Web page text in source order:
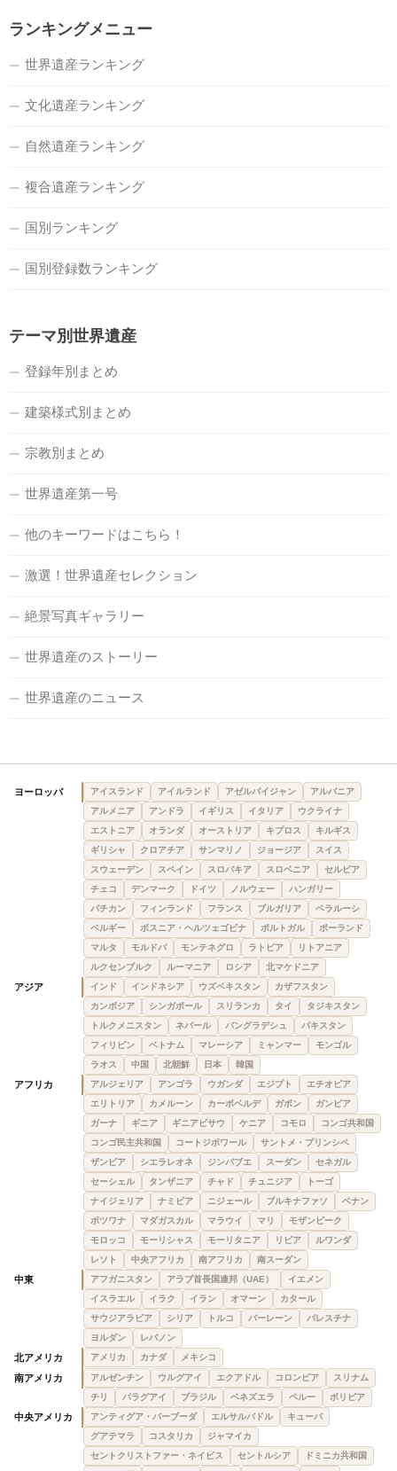
ランキングメニュー
世界遺産ランキング
文化遺産ランキング
自然遺産ランキング
複合遺産ランキング
国別ランキング
国別登録数ランキング
テーマ別世界遺産
登録年別まとめ
建築様式別まとめ
宗教別まとめ
世界遺産第一号
他のキーワードはこちら！
激選！世界遺産セレクション
絶景写真ギャラリー
世界遺産のストーリー
世界遺産のニュース
ヨーロッパ アイスランド アイルランド アゼルバイジャン
アルバニア
アルメニア
アンドラ イギリス イタリア
ウクライナ
エストニア
オランダ オーストリア キプロス
キルギス
ギリシャ
クロアチア サンマリノ ジョージア
スイス
スウェーデン
スペイン スロバキア スロベニア
セルビア
チェコ
デンマーク ドイツ ノルウェー
ハンガリー
バチカン
フィンランド フランス ブルガリア
ベラルーシ
ベルギー
ボスニア・ヘルツェゴビナ ポルトガル
ポーランド
マルタ
モルドバ モンテネグロ ラトビア
リトアニア
ルクセンブルク
ルーマニア ロシア 北マケドニア
アジア インド インドネシア ウズベキスタン
カザフスタン
カンボジア
シンガポール スリランカ タイ
タジキスタン
トルクメニスタン
ネパール バングラデシュ
パキスタン
フィリピン
ベトナム マレーシア ミャンマー
モンゴル
ラオス
中国 北朝鮮 日本 韓国
アフリカ アルジェリア アンゴラ ウガンダ エジプト
エチオピア
エリトリア
カメルーン カーボベルデ ガボン
ガンビア
ガーナ
ギニア ギニアビサウ ケニア コモロ
コンゴ共和国
コンゴ民主共和国
コートジボワール
サントメ・プリンシペ
ザンビア
シエラレオネ ジンバブエ スーダン
セネガル
セーシェル
タンザニア チャド チュニジア
トーゴ
ナイジェリア
ナミビア ニジェール ブルキナファソ
ベナン
ボツワナ
マダガスカル マラウイ マリ
モザンビーク
モロッコ
モーリシャス モーリタニア リビア
ルワンダ
レソト
中央アフリカ 南アフリカ 南スーダン
中東 アフガニスタン アラブ首長国連邦（UAE）
イエメン
イスラエル
イラク イラン オマーン
カタール
サウジアラビア
シリア トルコ バーレーン
パレスチナ
ヨルダン
レバノン
北アメリカ アメリカ カナダ メキシコ
南アメリカ アルゼンチン ウルグアイ エクアドル コロンビア
スリナム
チリ
パラグアイ ブラジル ベネズエラ ペルー ボリビア
中央アメリカ アンティグア・バーブーダ エルサルバドル
キューバ
グアテマラ
コスタリカ
ジャマイカ
セントクリストファー・ネイビス
セントルシア
ドミニカ共和国